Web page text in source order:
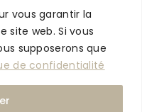
vous garantir la
site web. Si vous
supposerons que
de confidentialité
| Made with love byJonathan